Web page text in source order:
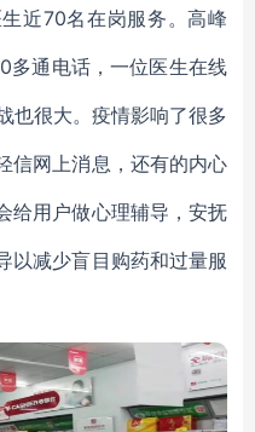
近70名在岗服务。高峰
多通电话，一位医生在线
也很大。疫情影响了很多
信网上消息，还有的内心
给用户做心理辅导，安抚
以减少盲目购药和过量服